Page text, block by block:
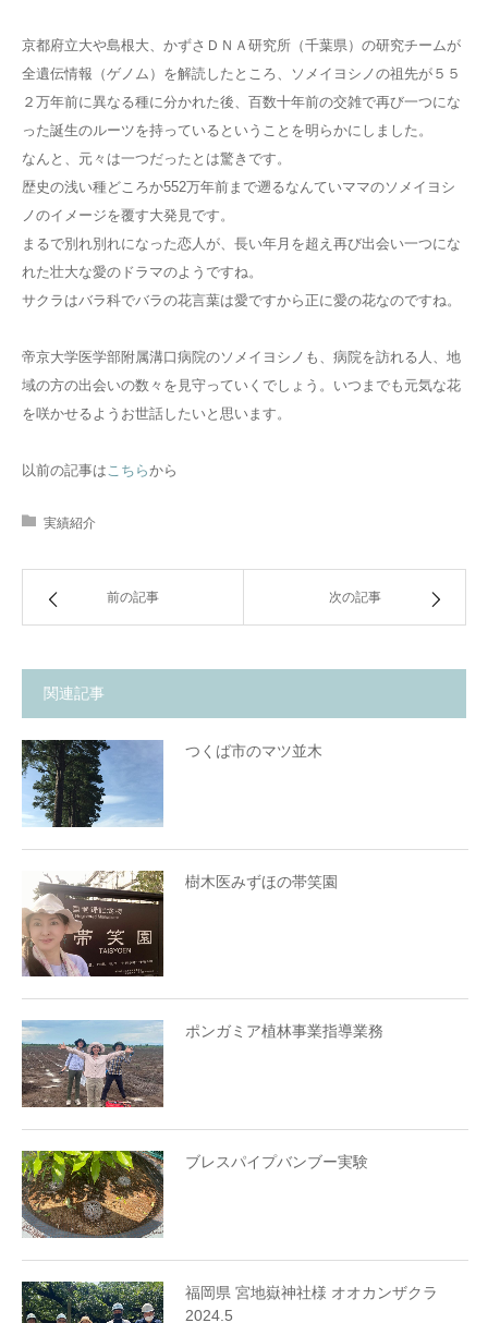
京都府立大や島根大、かずさＤＮＡ研究所（千葉県）の研究チームが
全遺伝情報（ゲノム）を解読したところ、ソメイヨシノの祖先が５５
２万年前に異なる種に分かれた後、百数十年前の交雑で再び一つにな
った誕生のルーツを持っているということを明らかにしました。
なんと、元々は一つだったとは驚きです。
歴史の浅い種どころか552万年前まで遡るなんていママのソメイヨシ
ノのイメージを覆す大発見です。
まるで別れ別れになった恋人が、長い年月を超え再び出会い一つにな
れた壮大な愛のドラマのようですね。
サクラはバラ科でバラの花言葉は愛ですから正に愛の花なのですね。
帝京大学医学部附属溝口病院のソメイヨシノも、病院を訪れる人、地
域の方の出会いの数々を見守っていくでしょう。いつまでも元気な花
を咲かせるようお世話したいと思います。
以前の記事はこちらから
実績紹介
前の記事 次の記事
関連記事
つくば市のマツ並木
樹木医みずほの帯笑園
ポンガミア植林事業指導業務
ブレスパイプバンブー実験
福岡県 宮地嶽神社様 オオカンザクラ
2024.5